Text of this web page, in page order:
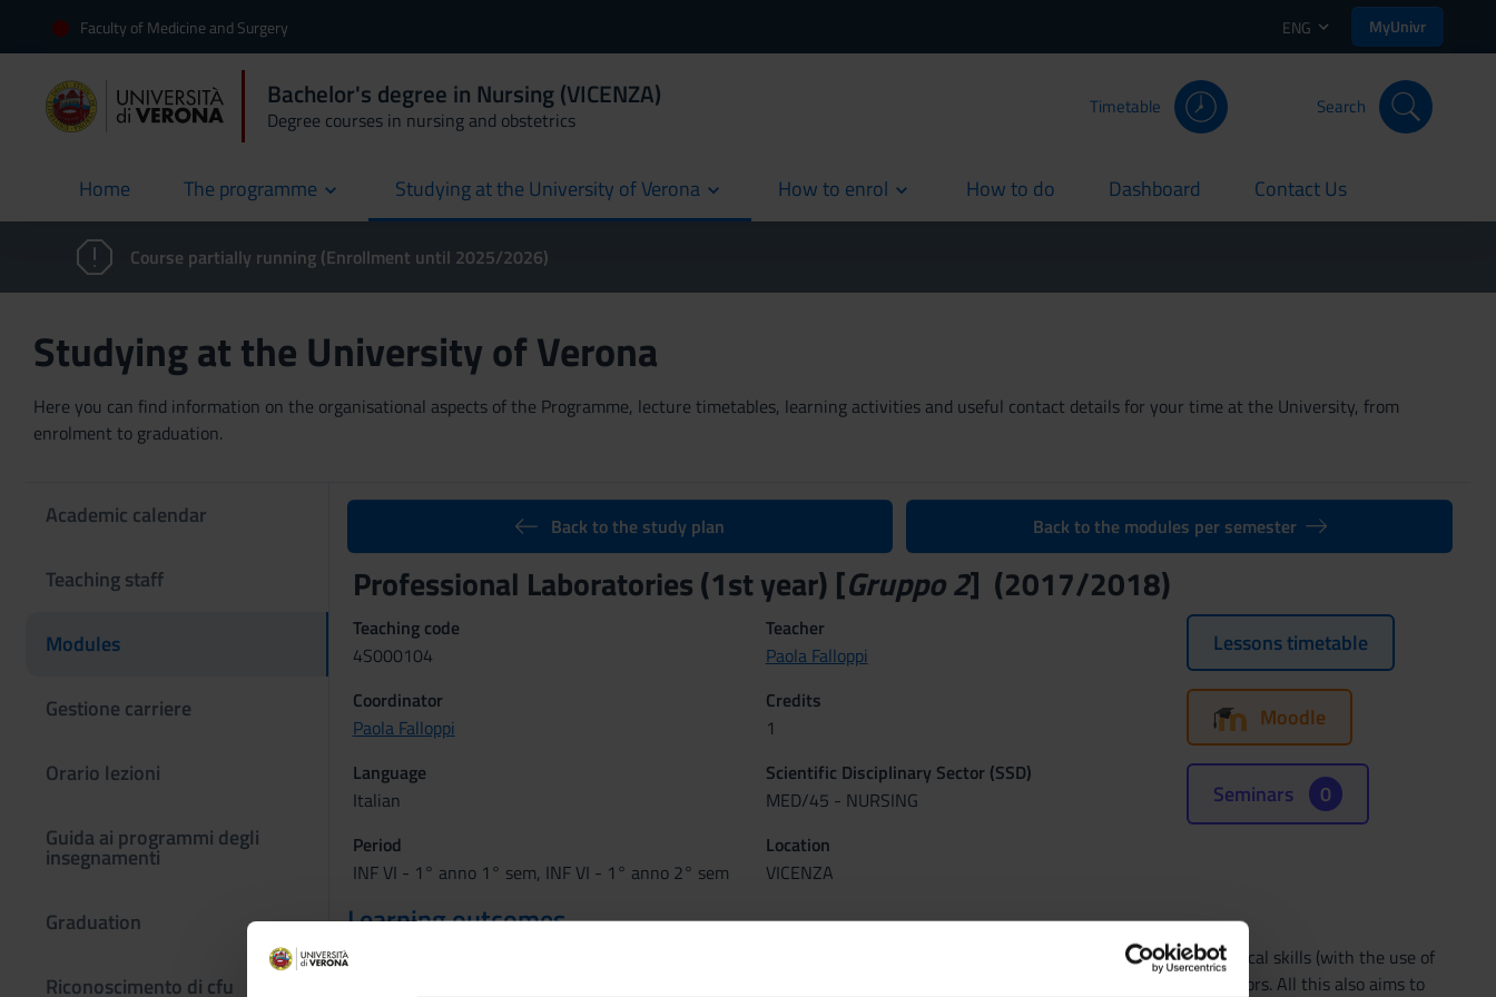
Faculty of Medicine and Surgery ENG MyUnivr
Bachelor's degree in Nursing (VICENZA)
Degree courses in nursing and obstetrics
Timetable Search
Home
current The programme Studying at the University of Verona How to enrol How to do
current Dashboard
current Contact Us
current
Course partially running (Enrollment until 2025/2026)
Studying at the University of Verona
Here you can find information on the organisational aspects of the Programme, lecture timetables, learning activities and useful contact details for your time at the University, from
enrolment to graduation.
Academic calendar
Teaching staff
Modules
Gestione carriere
Orario lezioni
Guida ai programmi degli
insegnamenti
Graduation
Riconoscimento di cfu
Back to the study plan Back to the modules per semester
Professional Laboratories (1st year) [Gruppo 2] (2017/2018)
Teaching code
4S000104
Teacher
Paola Falloppi
Coordinator
Paola Falloppi
Credits
1
Language
Italian
Scientific Disciplinary Sector (SSD)
MED/45 - NURSING
Period
INF VI - 1° anno 1° sem, INF VI - 1° anno 2° sem
Location
VICENZA
Lessons timetable
Moodle
Seminars 0
Learning outcomes
Professionalising laboratories anticipate traineeship experiences in order to enable students to acquire technical-practical skills (with the use of
simulators), organizational, relational and problem solving through written cases or role-playing with simulated operators. All this also aims to